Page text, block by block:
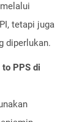
tetapi juga
diperlukan.
PPS di